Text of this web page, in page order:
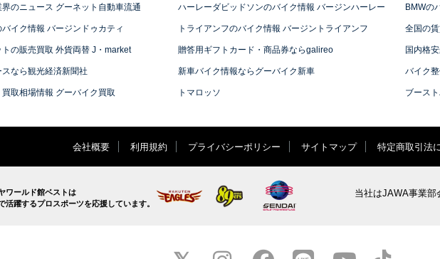
のニュース グーネット自動車流通 ハーレーダビッドソンのバイク情報 バージンハーレー BMWの
バイク情報 バージンドゥカティ トライアンフのバイク情報 バージントライアンフ 全国の
の販売買取 外貨両替 J・market 贈答用ギフトカード・商品券ならgalireo 国内格
なら観光経済新聞社 新車バイク情報ならグーバイク新車 バイク
取相場情報 グーバイク買取 トマロッソ ブース
会社概要 利用規約 プライバシーポリシー サイトマップ 特定商取引法
ワールド館ベストは
活躍するプロスポーツを応援しています。
当社はJAWA事業部